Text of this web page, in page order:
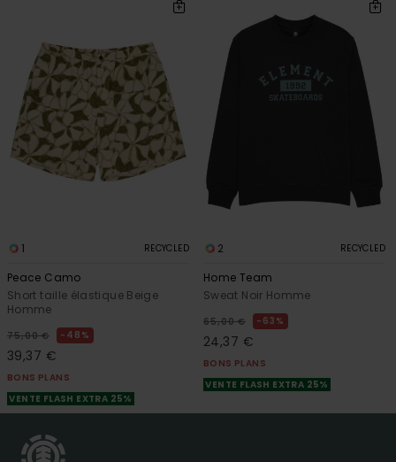
1 RECYCLED
Peace Camo
Short taille élastique Beige
Homme
75,00 € 48%
39,37 €
BONS PLANS
VENTE FLASH EXTRA 25%
2 RECYCLED
Home Team
Sweat Noir Homme
65,00 € 63%
24,37 €
BONS PLANS
VENTE FLASH EXTRA 25%